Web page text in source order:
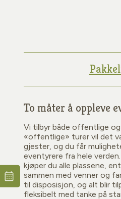
To måter å oppleve
Vi tilbyr både offentlige
«offentlige» turer vil det
gjester, og du får
eventyrere fra hele
kjøper du alle plassene,
sammen med venner og
til disposisjon, og alt blir
fleksibelt med tanke på